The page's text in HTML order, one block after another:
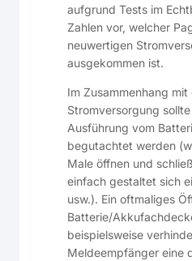
aufgrund Tests im
Zahlen vor, welcher
neuwertigen
ausgekommen ist.
Im Zusammenhang mit
Stromversorgung
Ausführung vom
begutachtet werden
Male öffnen und
einfach gestaltet sich
usw.). Ein oftmaliges
Batterie/
beispielsweise
Meldeempfänger eine